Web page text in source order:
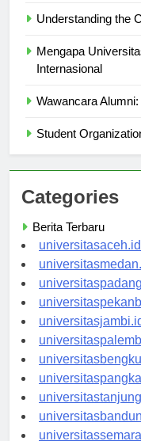
Mengapa
Categories
Berita Terbaru
universitasaceh.id